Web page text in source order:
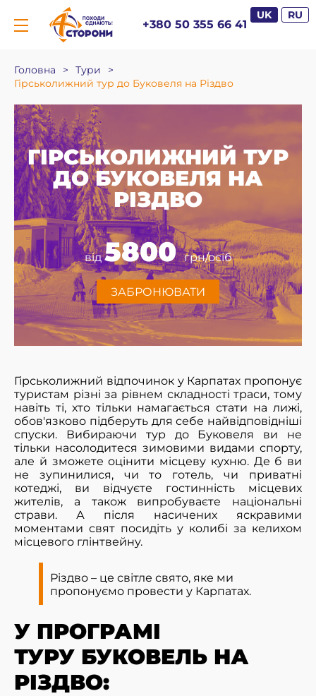
UK RU
+380 50 355 66 41
Головна > Тури
>
Гірськолижний тур до Буковеля на Різдво
ГІРСЬКОЛИЖНИЙ ТУР
ДО БУКОВЕЛЯ НА
РІЗДВО
від5800грн/осіб
ЗАБРОНЮВАТИ
Гірськолижний відпочинок у Карпатах пропонує
туристам різні за рівнем складності траси, тому
навіть ті, хто тільки намагається стати на лижі,
обов'язково підберуть для себе найвідповідніші
спуски. Вибираючи тур до Буковеля ви не
тільки насолодитеся зимовими видами спорту,
але й зможете оцінити місцеву кухню. Де б ви
не зупинилися, чи то готель, чи приватні
котеджі, ви відчуєте гостинність місцевих
жителів, а також випробуваєте національні
страви. А після насичених яскравими
моментами свят посидіть у колибі за келихом
місцевого глінтвейну.
Різдво – це світле свято, яке ми
пропонуємо провести у Карпатах.
У ПРОГРАМІ
ТУРУ БУКОВЕЛЬ НА
РІЗДВО: